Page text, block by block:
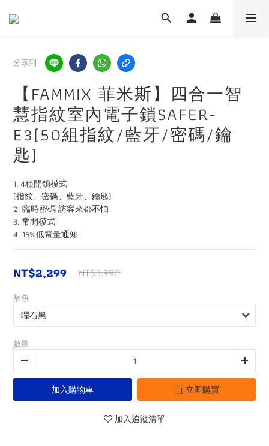
分享到
【FAMMIX 菲米斯】四合一智
慧指紋室內電子鎖SAFER-
E3(50組指紋/藍牙/密碼/鑰
匙)
1. 4種開鎖模式
(指紋、密碼、藍牙、鑰匙)
2. 臨時密碼 訪客來都不怕
3. 常開模式
4. 15%低電量通知
NT$2,299 NT$5,990
顏色
數量
加入購物車 立即購買
加入追蹤清單